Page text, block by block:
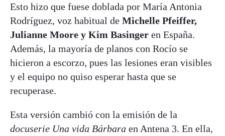
Esto hizo que fuese doblada por María Antonia
Rodríguez, voz habitual de Michelle Pfeiffer,
Julianne Moore y Kim Basinger en España.
Además, la mayoría de planos con Rocío se
hicieron a escorzo, pues las lesiones eran visibles
y el equipo no quiso esperar hasta que se
recuperase.
Esta versión cambió con la emisión de la
docuserie Una vida Bárbara en Antena 3. En ella,